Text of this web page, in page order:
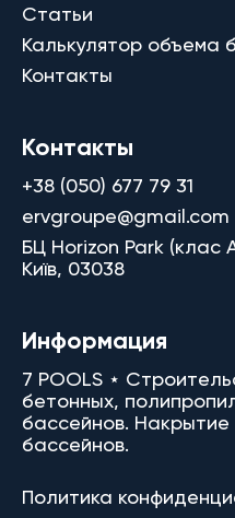
Статьи
Калькулятор объема
Контакты
Контакты
+38 (050) 677 79 31
ervgroupe@gmail.com
БЦ Horizon Park (клас
Київ, 03038
Информация
7 POOLS ⋆
бетонных,
бассейнов.
бассейнов.
Политика